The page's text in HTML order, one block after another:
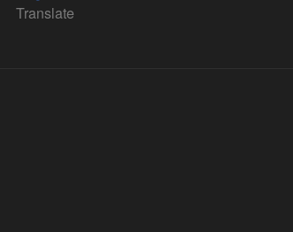
Translate